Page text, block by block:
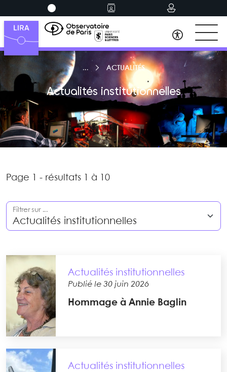
ACTUALITÉS
Actualités institutionnelles
Page 1 - résultats 1 à 10
Filtrer sur ...
Actualités institutionnelles
Publié le 30 juin 2026
Hommage à Annie Baglin
Actualités institutionnelles